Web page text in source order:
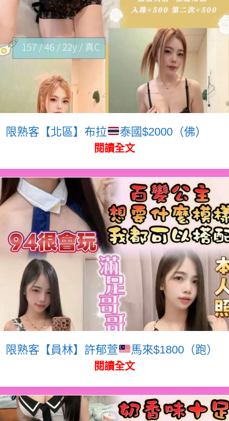
限熟客【北區】布拉 泰國$2000（佛）
閱讀全文
限熟客【員林】許郁萱 馬來$1800（跑）
閱讀全文